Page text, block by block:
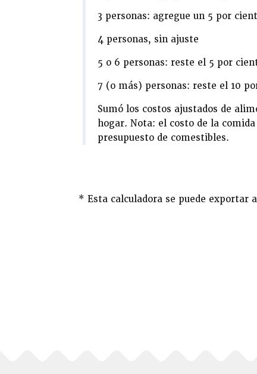
3 personas: agregue un 5 por
4 personas, sin ajuste
5 o 6 personas: reste el 5 por
7 (o más) personas: reste el 10
Sumó los costos ajustados de
hogar. Nota: el costo de la
presupuesto de comestibles.
* Esta calculadora se puede exportar